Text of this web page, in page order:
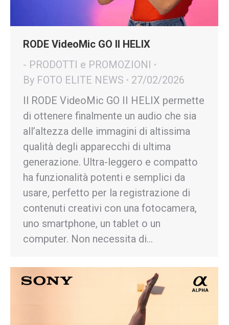
RODE VideoMic GO II HELIX
- PRODOTTI e PROMOZIONI
By FOTO ELITE NEWS
27/02/2026
Il RODE VideoMic GO II HELIX permette
di ottenere finalmente un audio che sia
all’altezza delle immagini di altissima
qualità degli apparecchi di ultima
generazione. Ultra-leggero e compatto
ha funzionalità potenti e semplici da
usare, perfetto per la registrazione di
contenuti creativi con una fotocamera,
uno smartphone, un tablet o un
computer. Non necessita di…